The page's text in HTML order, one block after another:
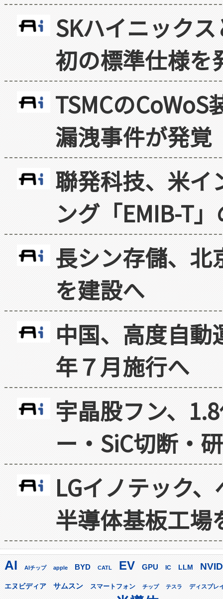
SKハイニック
初の標準仕様を
TSMCの
漏洩事件が発覚
聯発科技、米イ
ング「EMIB-T
長シン存儲、北
を建設へ
中国、高度自
年７月施行へ
宇晶股フン、
ー・SiC切断・
LGイノテック
半導体基板工場
AI AIチップ apple BYD CATL EV GPU IC LLM
エヌビディア サムスン スマートフォン チップ テスラ ディスプレ